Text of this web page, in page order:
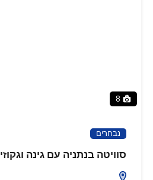
8
נבחרים
סוויטה בנתניה עם גינה וגקוזי